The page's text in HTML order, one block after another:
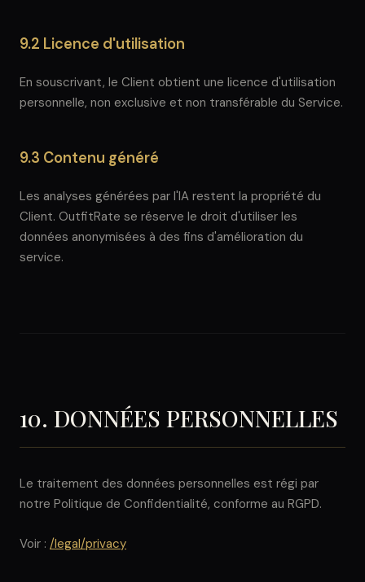
9.2 Licence d'utilisation
En souscrivant, le Client obtient une licence d'utilisation
personnelle, non exclusive et non transférable du Service.
9.3 Contenu généré
Les analyses générées par l'IA restent la propriété du
Client. OutfitRate se réserve le droit d'utiliser les
données anonymisées à des fins d'amélioration du
service.
10. DONNÉES PERSONNELLES
Le traitement des données personnelles est régi par
notre Politique de Confidentialité, conforme au RGPD.
Voir : /legal/privacy